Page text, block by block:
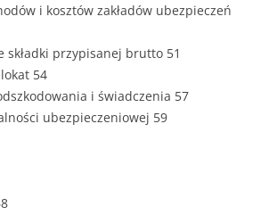
i kosztów zakładów ubezpieczeń
składki przypisanej brutto 51
54
i świadczenia 57
ubezpieczeniowej 59